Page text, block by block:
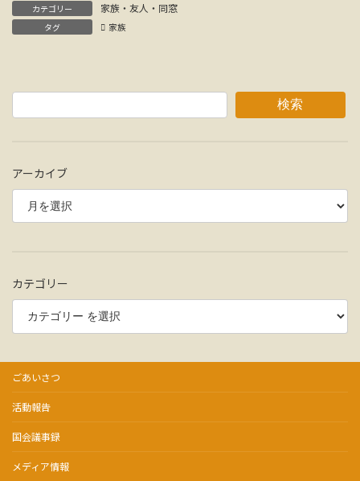
カテゴリー 家族・友人・同窓
タグ 家族
検索
アーカイブ
カテゴリー
ごあいさつ
活動報告
国会議事録
メディア情報